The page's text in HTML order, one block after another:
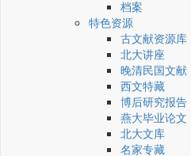
档案
特色资源
古文献资源库
北大讲座
晚清民国文献
西文特藏
博后研究报告
燕大毕业论文
北大文库
名家专藏